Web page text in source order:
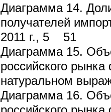
Диаграмма 14.
получателей
2011 г., 5 51
Диаграмма 15.
российского
натуральном
Диаграмма 16.